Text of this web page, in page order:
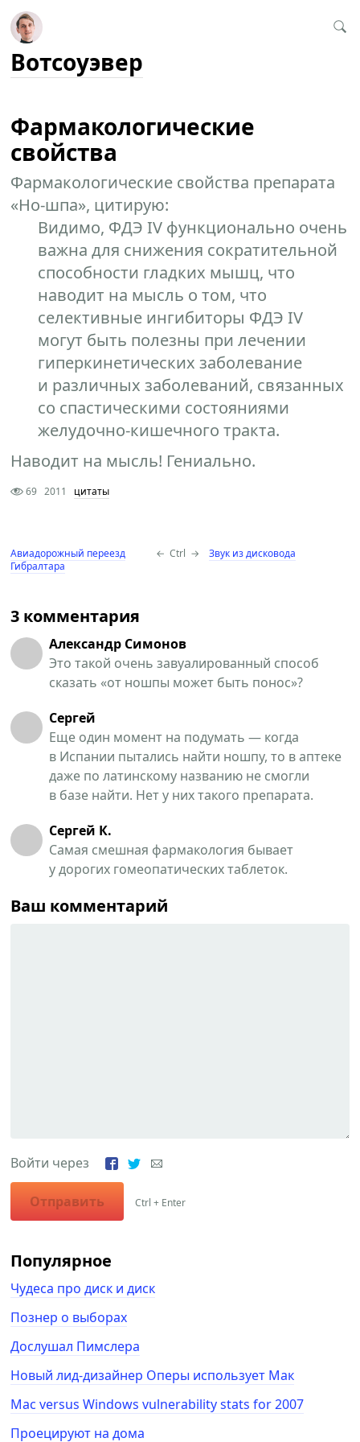
Вотсоуэвер
Фармакологические
свойства
Фармакологические свойства препарата
«Но-шпа», цитирую:
Видимо, ФДЭ IV функционально очень
важна для снижения сократительной
способности гладких мышц, что
наводит на мысль о том, что
селективные ингибиторы ФДЭ IV
могут быть полезны при лечении
гиперкинетических заболевание
и различных заболеваний, связанных
со спастическими состояниями
желудочно-кишечного тракта.
Наводит на мысль! Гениально.
69 2011 цитаты
Авиадорожный переезд
Гибралтара
← Ctrl → Звук из дисковода
3 комментария
Александр Симонов
Это такой очень завуалированный способ
сказать «от ношпы может быть понос»?
Сергей
Еще один момент на подумать — когда
в Испании пытались найти ношпу, то в аптеке
даже по латинскому названию не смогли
в базе найти. Нет у них такого препарата.
Сергей К.
Самая смешная фармакология бывает
у дорогих гомеопатических таблеток.
Ваш комментарий
Войти через
Отправить Ctrl + Enter
Популярное
Чудеса про диск и диск
Познер о выборах
Дослушал Пимслера
Новый лид-дизайнер Оперы использует Мак
Mac versus Windows vulnerability stats for 2007
Проецируют на дома